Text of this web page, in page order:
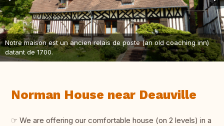
Notre maison est un ancien relais de poste (an old coaching inn)
datant de 1700.
Norman House near Deauville
☞ We are offering our comfortable house (on 2 levels) in a